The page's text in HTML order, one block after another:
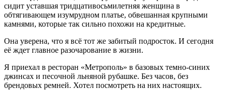
сидит уставшая тридцативосьмилетняя женщина в
обтягивающем изумрудном платье, обвешанная крупными
камнями, которые так сильно похожи на кредитные.
Она уверена, что я всё тот же забитый подросток. И сегодня
её ждет главное разочарование в жизни.
Я приехал в ресторан «Метрополь» в базовых темно-синих
джинсах и песочной льняной рубашке. Без часов, без
брендовых ремней. Хотел посмотреть на них настоящих.